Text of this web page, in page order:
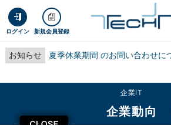
ログイン 新規会員登録
お知らせ 夏季休業期間 のお問い合わせに
企業IT
企業動向